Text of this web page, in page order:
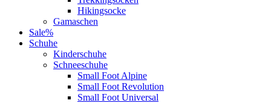
Hikingsocke
Gamaschen
Sale%
Schuhe
Kinderschuhe
Schneeschuhe
Small Foot Alpine
Small Foot Revolution
Small Foot Universal